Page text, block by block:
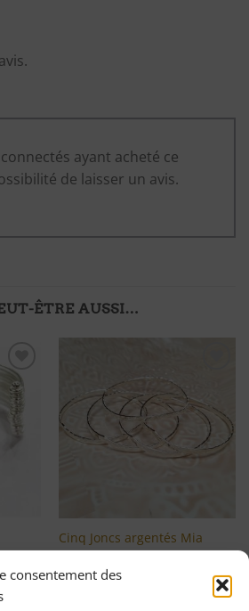
consentement des
ayant acheté ce
de laisser un avis.
ÊTRE AUSSI…
Ajouter
à ma
liste
liste
d'envies
Cinq Joncs argentés Mia